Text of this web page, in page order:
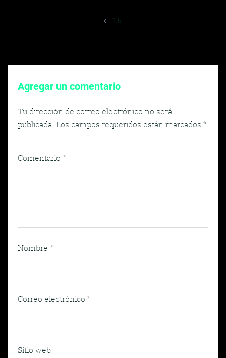
15
Agregar un comentario
Tu dirección de correo electrónico no será
publicada. Los campos requeridos están marcados *
Comentario *
Nombre *
Correo electrónico *
Sitio web